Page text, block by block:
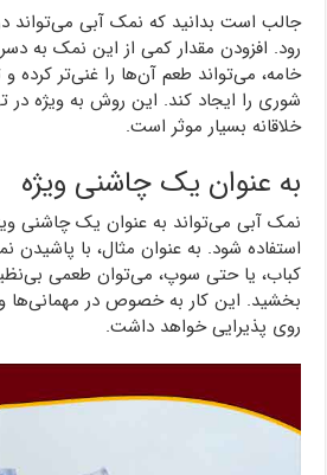
جالب است بدانید که نمک آبی می‌تواند
رود. افزودن مقدار کمی از این نمک به
خامه، می‌تواند طعم آن‌ها را غنی‌تر کرده
شوری را ایجاد کند. این روش به ویژه
خلاقانه بسیار موثر است.
به عنوان یک چاشنی ویژه
نمک آبی می‌تواند به عنوان یک چاشنی
استفاده شود. به عنوان مثال، با پاشیدن
کباب، یا حتی سوپ، می‌توان طعمی
بخشید. این کار به خصوص در مهمانی‌ها
روی پذیرایی خواهد داشت.